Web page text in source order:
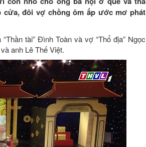
cửa, đôi vợ chồng ôm ấp ước mơ phát
tài” Đình Toàn và vợ “Thổ địa” Ngọc
anh Lê Thế Việt.